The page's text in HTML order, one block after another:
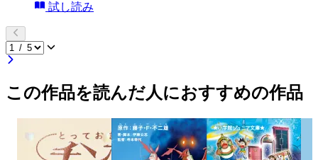
試し読み
この作品を読んだ人におすすめの作品